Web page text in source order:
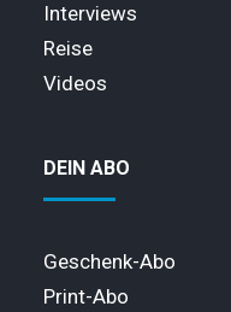
Interviews
Reise
Videos
DEIN ABO
Geschenk-Abo
Print-Abo